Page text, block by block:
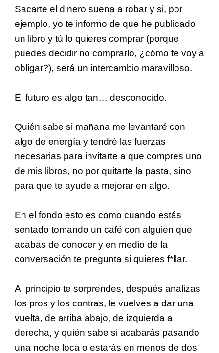
Sacarte el dinero suena a robar y si, por
ejemplo, yo te informo de que he publicado
un libro y tú lo quieres comprar (porque
puedes decidir no comprarlo, ¿cómo te voy a
obligar?), será un intercambio maravilloso.
El futuro es algo tan… desconocido.
Quién sabe si mañana me levantaré con
algo de energía y tendré las fuerzas
necesarias para invitarte a que compres uno
de mis libros, no por quitarte la pasta, sino
para que te ayude a mejorar en algo.
En el fondo esto es como cuando estás
sentado tomando un café con alguien que
acabas de conocer y en medio de la
conversación te pregunta si quieres f*llar.
Al principio te sorprendes, después analizas
los pros y los contras, le vuelves a dar una
vuelta, de arriba abajo, de izquierda a
derecha, y quién sabe si acabarás pasando
una noche loca o estarás en menos de dos